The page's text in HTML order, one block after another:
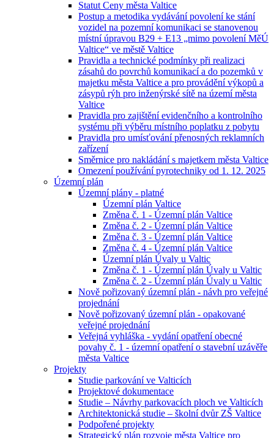
Statut Ceny města Valtice
Postup a metodika vydávání povolení ke stání
vozidel na pozemní komunikaci se stanovenou
místní úpravou B29 + E13 „mimo povolení MěÚ
Valtice“ ve městě Valtice
Pravidla a technické podmínky při realizaci
zásahů do povrchů komunikací a do pozemků v
majetku města Valtice a pro provádění výkopů a
zásypů rýh pro inženýrské sítě na území města
Valtice
Pravidla pro zajištění evidenčního a kontrolního
systému při výběru místního poplatku z pobytu
Pravidla pro umísťování přenosných reklamních
zařízení
Směrnice pro nakládání s majetkem města Valtice
Omezení používání pyrotechniky od 1. 12. 2025
Územní plán
Územní plány - platné
Územní plán Valtice
Změna č. 1 - Územní plán Valtice
Změna č. 2 - Územní plán Valtice
Změna č. 3 - Územní plán Valtice
Změna č. 4 - Územní plán Valtice
Územní plán Úvaly u Valtic
Změna č. 1 - Územní plán Úvaly u Valtic
Změna č. 2 - Územní plán Úvaly u Valtic
Nově pořizovaný územní plán - návh pro veřejné
projednání
Nově pořizovaný územní plán - opakované
veřejné projednání
Veřejná vyhláška - vydání opatření obecné
povahy č. 1 - územní opatření o stavební uzávěře
města Valtice
Projekty
Studie parkování ve Valticích
Projektové dokumentace
Studie – Návrhy parkovacích ploch ve Valticích
Architektonická studie – školní dvůr ZŠ Valtice
Podpořené projekty
Strategický plán rozvoje města Valtice pro